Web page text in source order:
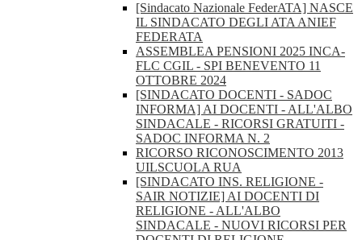
[Sindacato Nazionale FederATA] NASCE
IL SINDACATO DEGLI ATA ANIEF
FEDERATA
ASSEMBLEA PENSIONI 2025 INCA-
FLC CGIL - SPI BENEVENTO 11
OTTOBRE 2024
[SINDACATO DOCENTI - SADOC
INFORMA] AI DOCENTI - ALL'ALBO
SINDACALE - RICORSI GRATUITI -
SADOC INFORMA N. 2
RICORSO RICONOSCIMENTO 2013
UILSCUOLA RUA
[SINDACATO INS. RELIGIONE -
SAIR NOTIZIE] AI DOCENTI DI
RELIGIONE - ALL'ALBO
SINDACALE - NUOVI RICORSI PER